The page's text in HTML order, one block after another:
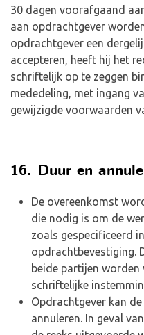
30 dagen voorafgaand
aan opdrachtgever
opdrachtgever een
accepteren, heeft hij het
schriftelijk op te zeggen
mededeling, met ingang
gewijzigde voorwaarden
16. Duur en
De overeenkomst
die nodig is om de
zoals gespecificeerd
opdrachtbevestiging.
beide partijen
schriftelijke
Opdrachtgever kan
annuleren. In geval